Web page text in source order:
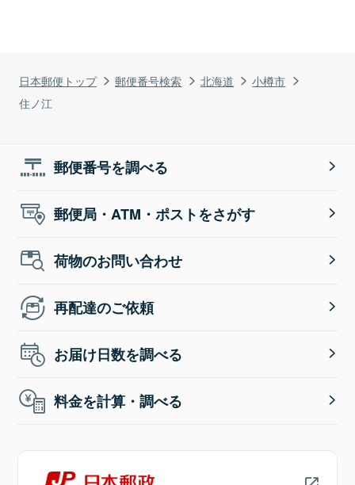
日本郵便トップ 郵便番号検索 北海道
小樽市
住ノ江
郵便番号を調べる
郵便局・ATM・ポストをさがす
荷物のお問い合わせ
再配達のご依頼
お届け日数を調べる
料金を計算・調べる